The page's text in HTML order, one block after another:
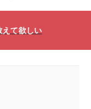
て欲しい